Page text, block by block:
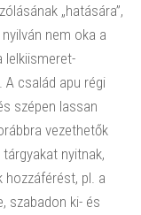
„hatására”,
nem oka a
lelkiismeret-
család apu régi
szépen lassan
vezethetők
nyitnak,
hozzáférést, pl. a
szabadon ki- és